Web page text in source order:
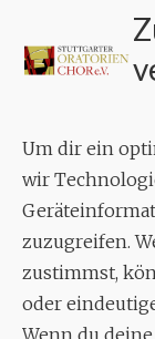
Um dir ein
wir
zuzugreifen.
zustimmst,
oder
Wenn du